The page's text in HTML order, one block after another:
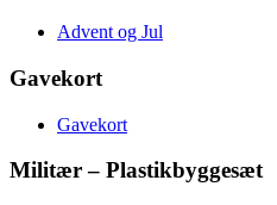
Advent og Jul
Gavekort
Gavekort
Militær – Plastikbyggesæt